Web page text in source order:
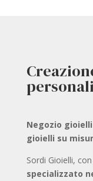
Negozio
gioielli su
Sordi Gioielli,
specializzato